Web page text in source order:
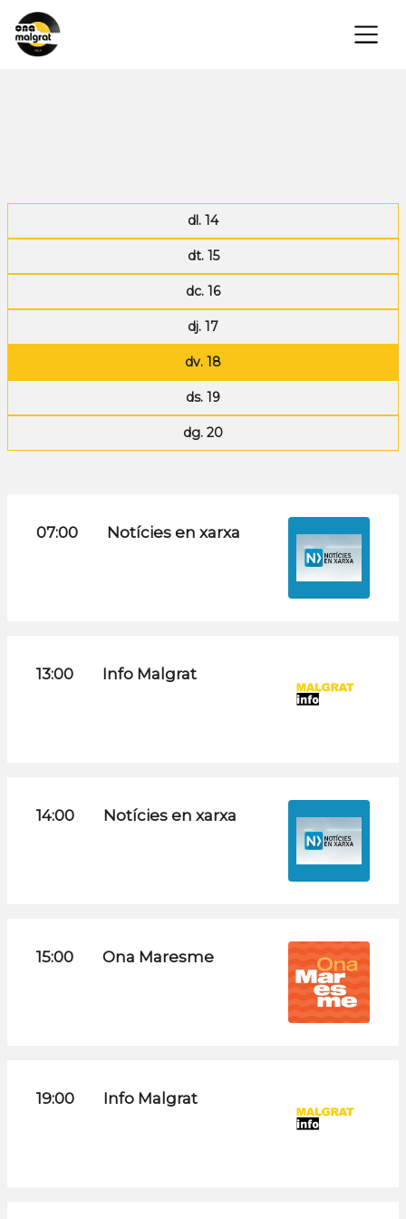
×
dl. 14
dt. 15
dc. 16
dj. 17
dv. 18
ds. 19
dg. 20
07:00 Notícies en xarxa
13:00 Info Malgrat
14:00 Notícies en xarxa
15:00 Ona Maresme
19:00 Info Malgrat